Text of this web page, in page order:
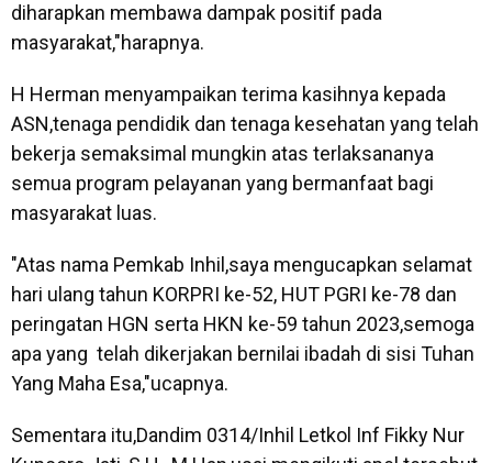
diharapkan membawa dampak positif pada
masyarakat,"harapnya.
H Herman menyampaikan terima kasihnya kepada
ASN,tenaga pendidik dan tenaga kesehatan yang telah
bekerja semaksimal mungkin atas terlaksananya
semua program pelayanan yang bermanfaat bagi
masyarakat luas.
"Atas nama Pemkab Inhil,saya mengucapkan selamat
hari ulang tahun KORPRI ke-52, HUT PGRI ke-78 dan
peringatan HGN serta HKN ke-59 tahun 2023,semoga
apa yang telah dikerjakan bernilai ibadah di sisi Tuhan
Yang Maha Esa,"ucapnya.
Sementara itu,Dandim 0314/Inhil Letkol Inf Fikky Nur